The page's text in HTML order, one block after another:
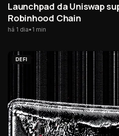
Launchpad da Uniswap
Robinhood Chain
há 1 dia• 1 min
DEFI